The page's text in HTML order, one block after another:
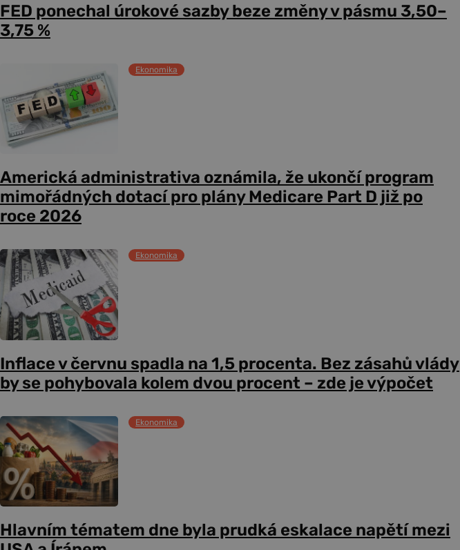
FED ponechal úrokové sazby beze změny v pásmu 3,50–
3,75 %
Ekonomika
Americká administrativa oznámila, že ukončí program
mimořádných dotací pro plány Medicare Part D již po
roce 2026
Ekonomika
Inflace v červnu spadla na 1,5 procenta. Bez zásahů vlády
by se pohybovala kolem dvou procent – zde je výpočet
Ekonomika
Hlavním tématem dne byla prudká eskalace napětí mezi